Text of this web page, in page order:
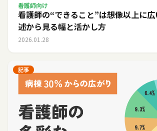
看護師向け
看護師の“できること”は想像以上に
述から見る幅と活かし方
2026.01.28
記事